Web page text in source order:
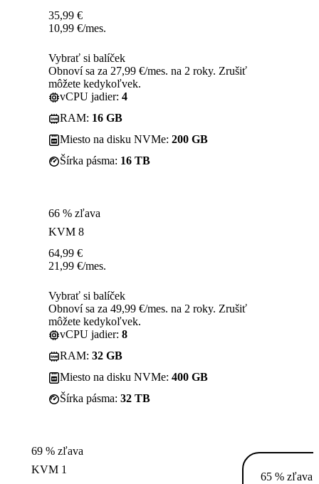
35,99 €
10,99 €/mes.
Vybrať si balíček
Obnoví sa za 27,99 €/mes. na 2 roky. Zrušiť
môžete kedykoľvek.
vCPU jadier: 4
RAM: 16 GB
Miesto na disku NVMe: 200 GB
Šírka pásma: 16 TB
66 % zľava
KVM 8
64,99 €
21,99 €/mes.
Vybrať si balíček
Obnoví sa za 49,99 €/mes. na 2 roky. Zrušiť
môžete kedykoľvek.
vCPU jadier: 8
RAM: 32 GB
Miesto na disku NVMe: 400 GB
Šírka pásma: 32 TB
69 % zľava
KVM 1
65 % zľava